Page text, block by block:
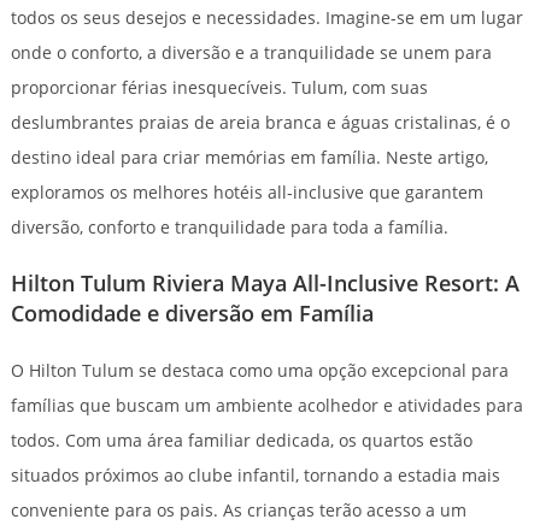
todos os seus desejos e necessidades. Imagine-se em um lugar
onde o conforto, a diversão e a tranquilidade se unem para
proporcionar férias inesquecíveis. Tulum, com suas
deslumbrantes praias de areia branca e águas cristalinas, é o
destino ideal para criar memórias em família. Neste artigo,
exploramos os melhores hotéis all-inclusive que garantem
diversão, conforto e tranquilidade para toda a família.
Hilton Tulum Riviera Maya All-Inclusive Resort: A
Comodidade e diversão em Família
O Hilton Tulum se destaca como uma opção excepcional para
famílias que buscam um ambiente acolhedor e atividades para
todos. Com uma área familiar dedicada, os quartos estão
situados próximos ao clube infantil, tornando a estadia mais
conveniente para os pais. As crianças terão acesso a um